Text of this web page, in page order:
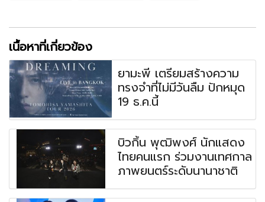
เนื้อหาที่เกี่ยวข้อง
ยามะพี เตรียมสร้างความ
ทรงจำที่ไม่มีวันลืม ปักหมุด
19 ธ.ค.นี้
บิวกิ้น พุฒิพงศ์ นักแสดง
ไทยคนแรก ร่วมงานเทศกาล
ภาพยนตร์ระดับนานาชาติ